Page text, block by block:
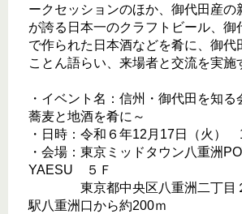
ークセッションのほか、御代田産の
が誇る日本一のクラフトビール、御
で作られた日本酒などを肴に、御代
ことん語らい、来場者と交流を実施
・イベント名：信州・御代田を知
蕎麦と地酒を肴に～
・日時：令和６年12月17日（火）
・会場：東京ミッドタウン八重洲
YAESU ５Ｆ
東京都中央区八重洲二丁目
駅八重洲口から約200ｍ